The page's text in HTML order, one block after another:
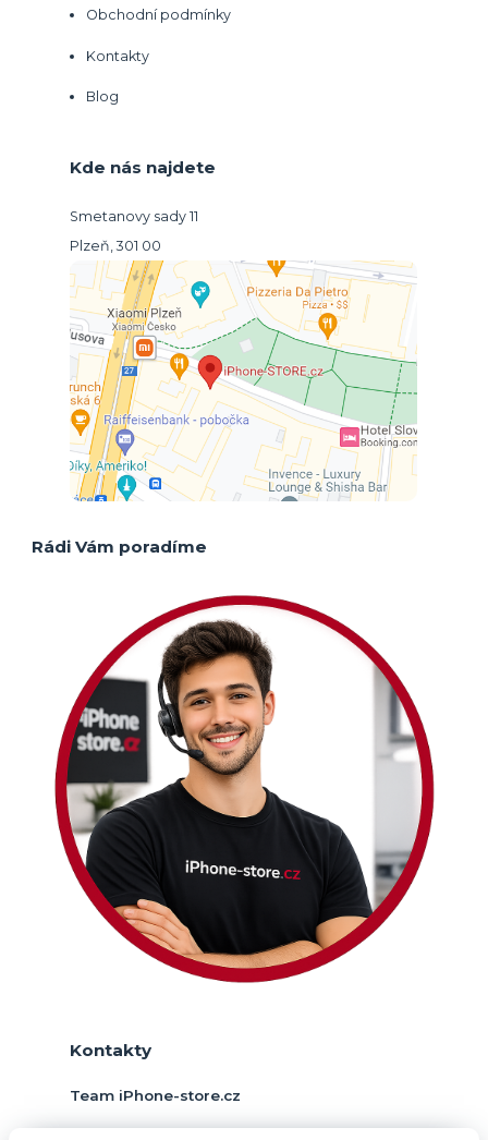
Obchodní podmínky
Kontakty
Blog
Kde nás najdete
Smetanovy sady 11
Plzeň, 301 00
Rádi Vám poradíme
Kontakty
Team iPhone-store.cz